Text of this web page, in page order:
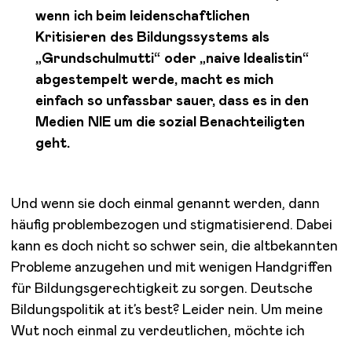
wenn ich beim leidenschaftlichen
Kritisieren des Bildungssystems als
„Grundschulmutti“ oder „naive Idealistin“
abgestempelt werde, macht es mich
einfach so unfassbar sauer, dass es in den
Medien NIE um die sozial Benachteiligten
geht.
Und wenn sie doch einmal genannt werden, dann
häufig problembezogen und stigmatisierend. Dabei
kann es doch nicht so schwer sein, die altbekannten
Probleme anzugehen und mit wenigen Handgriffen
für Bildungsgerechtigkeit zu sorgen. Deutsche
Bildungspolitik at it’s best? Leider nein. Um meine
Wut noch einmal zu verdeutlichen, möchte ich